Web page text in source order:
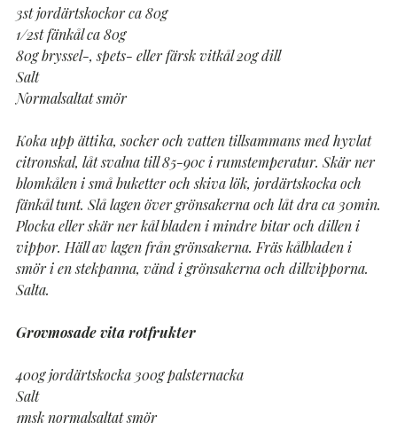
3st jordärtskockor ca 80g
1/2st fänkål ca 80g
80g bryssel-, spets- eller färsk vitkål 20g dill
Salt
Normalsaltat smör
Koka upp ättika, socker och vatten tillsammans med hyvlat
citronskal, låt svalna till 85-90c i rumstemperatur. Skär ner
blomkålen i små buketter och skiva lök, jordärtskocka och
fänkål tunt. Slå lagen över grönsakerna och låt dra ca 30min.
Plocka eller skär ner kål bladen i mindre bitar och dillen i
vippor. Häll av lagen från grönsakerna. Fräs kålbladen i
smör i en stekpanna, vänd i grönsakerna och dillvipporna.
Salta.
Grovmosade vita rotfrukter
400g jordärtskocka 300g palsternacka
Salt
1msk normalsaltat smör